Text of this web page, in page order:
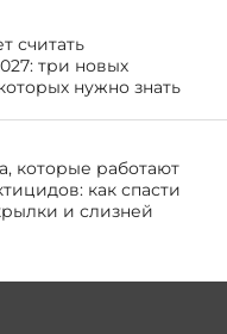
считать
три новых
нужно знать
которые работают
как спасти
и слизней